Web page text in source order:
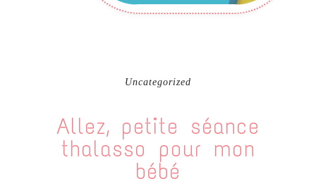
Uncategorized
Allez, petite séance
thalasso pour mon
bébé